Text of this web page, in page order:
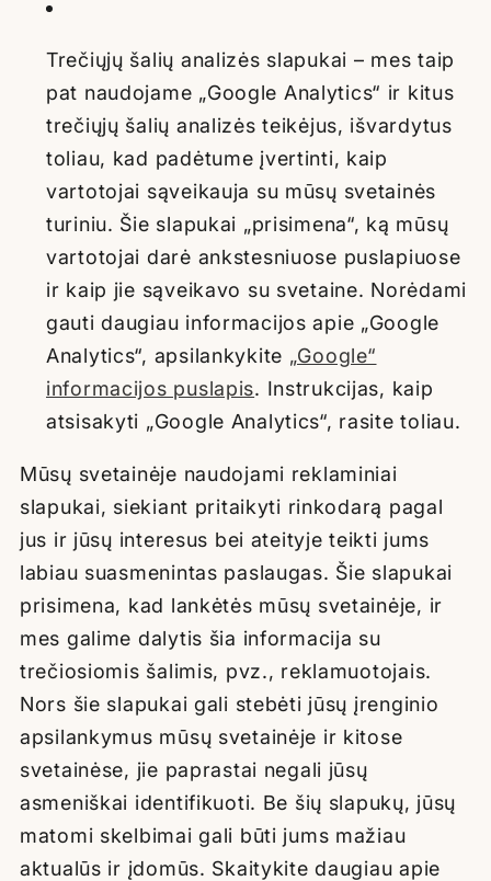
Trečiųjų šalių analizės slapukai – mes taip
pat naudojame „Google Analytics“ ir kitus
trečiųjų šalių analizės teikėjus, išvardytus
toliau, kad padėtume įvertinti, kaip
vartotojai sąveikauja su mūsų svetainės
turiniu. Šie slapukai „prisimena“, ką mūsų
vartotojai darė ankstesniuose puslapiuose
ir kaip jie sąveikavo su svetaine. Norėdami
gauti daugiau informacijos apie „Google
Analytics“, apsilankykite „Google“
informacijos puslapis. Instrukcijas, kaip
atsisakyti „Google Analytics“, rasite toliau.
Mūsų svetainėje naudojami reklaminiai
slapukai, siekiant pritaikyti rinkodarą pagal
jus ir jūsų interesus bei ateityje teikti jums
labiau suasmenintas paslaugas. Šie slapukai
prisimena, kad lankėtės mūsų svetainėje, ir
mes galime dalytis šia informacija su
trečiosiomis šalimis, pvz., reklamuotojais.
Nors šie slapukai gali stebėti jūsų įrenginio
apsilankymus mūsų svetainėje ir kitose
svetainėse, jie paprastai negali jūsų
asmeniškai identifikuoti. Be šių slapukų, jūsų
matomi skelbimai gali būti jums mažiau
aktualūs ir įdomūs. Skaitykite daugiau apie